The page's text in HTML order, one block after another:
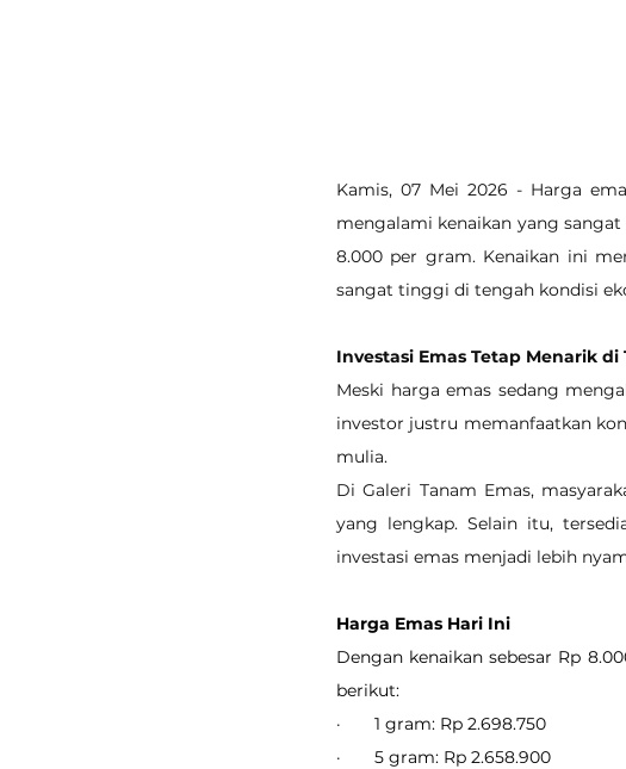
Kamis, 07 Mei 2026 - Harga
mengalami kenaikan yang
8.000 per gram. Kenaikan ini
sangat tinggi di tengah kondisi
Investasi Emas Tetap Menarik
Meski harga emas sedang
investor justru memanfaatkan
mulia.
Di Galeri Tanam Emas,
yang lengkap. Selain itu,
investasi emas menjadi lebih
Harga Emas Hari Ini
Dengan kenaikan sebesar Rp
berikut:
·       1 gram: Rp 2.698.750
·       5 gram: Rp 2.658.900